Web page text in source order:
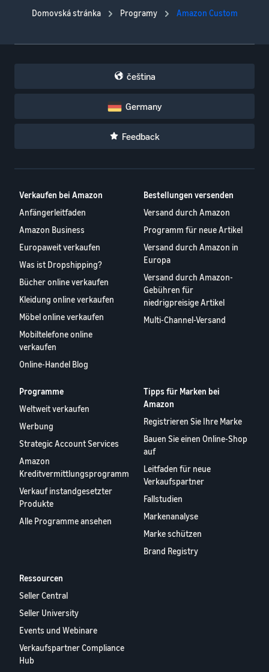
Domovská stránka Programy Amazon Custom
čeština
Germany
Feedback
Verkaufen bei Amazon
Anfängerleitfaden
Amazon Business
Europaweit verkaufen
Was ist Dropshipping?
Bücher online verkaufen
Kleidung online verkaufen
Möbel online verkaufen
Mobiltelefone online
verkaufen
Online-Handel Blog
Bestellungen versenden
Versand durch Amazon
Programm für neue Artikel
Versand durch Amazon in
Europa
Versand durch Amazon-
Gebühren für
niedrigpreisige Artikel
Multi-Channel-Versand
Programme
Weltweit verkaufen
Werbung
Strategic Account Services
Amazon
Kreditvermittlungsprogramm
Verkauf instandgesetzter
Produkte
Alle Programme ansehen
Tipps für Marken bei
Amazon
Registrieren Sie Ihre Marke
Bauen Sie einen Online-Shop
auf
Leitfaden für neue
Verkaufspartner
Fallstudien
Markenanalyse
Marke schützen
Brand Registry
Ressourcen
Seller Central
Seller University
Events und Webinare
Verkaufspartner Compliance
Hub